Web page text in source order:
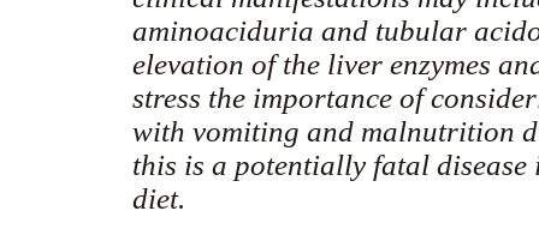
aminoaciduria and tubular
elevation of the liver enzymes
stress the importance of
with vomiting and malnutrition
this is a potentially fatal disease
diet.